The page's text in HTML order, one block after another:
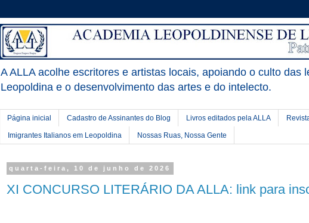
A ALLA acolhe escritores e artistas locais, apoiando o culto das
Leopoldina e o desenvolvimento das artes e do intelecto.
Página inicial Cadastro de Assinantes do Blog Livros editados pela ALLA
Imigrantes Italianos em Leopoldina Nossas Ruas, Nossa Gente
quarta-feira, 10 de junho de 2026
XI CONCURSO LITERÁRIO DA ALLA: link para